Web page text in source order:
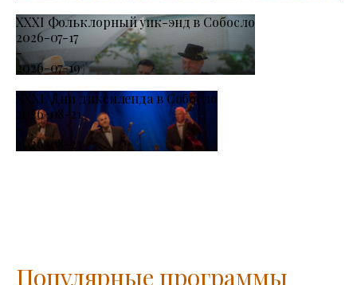
XXXI Фольклорный уик-энд в Собосло
2026-07-17
-
2026-07-19
XXXI. Дни диксиленда в Собосло
2026-08-21
-
2026-08-23
Популярные программы